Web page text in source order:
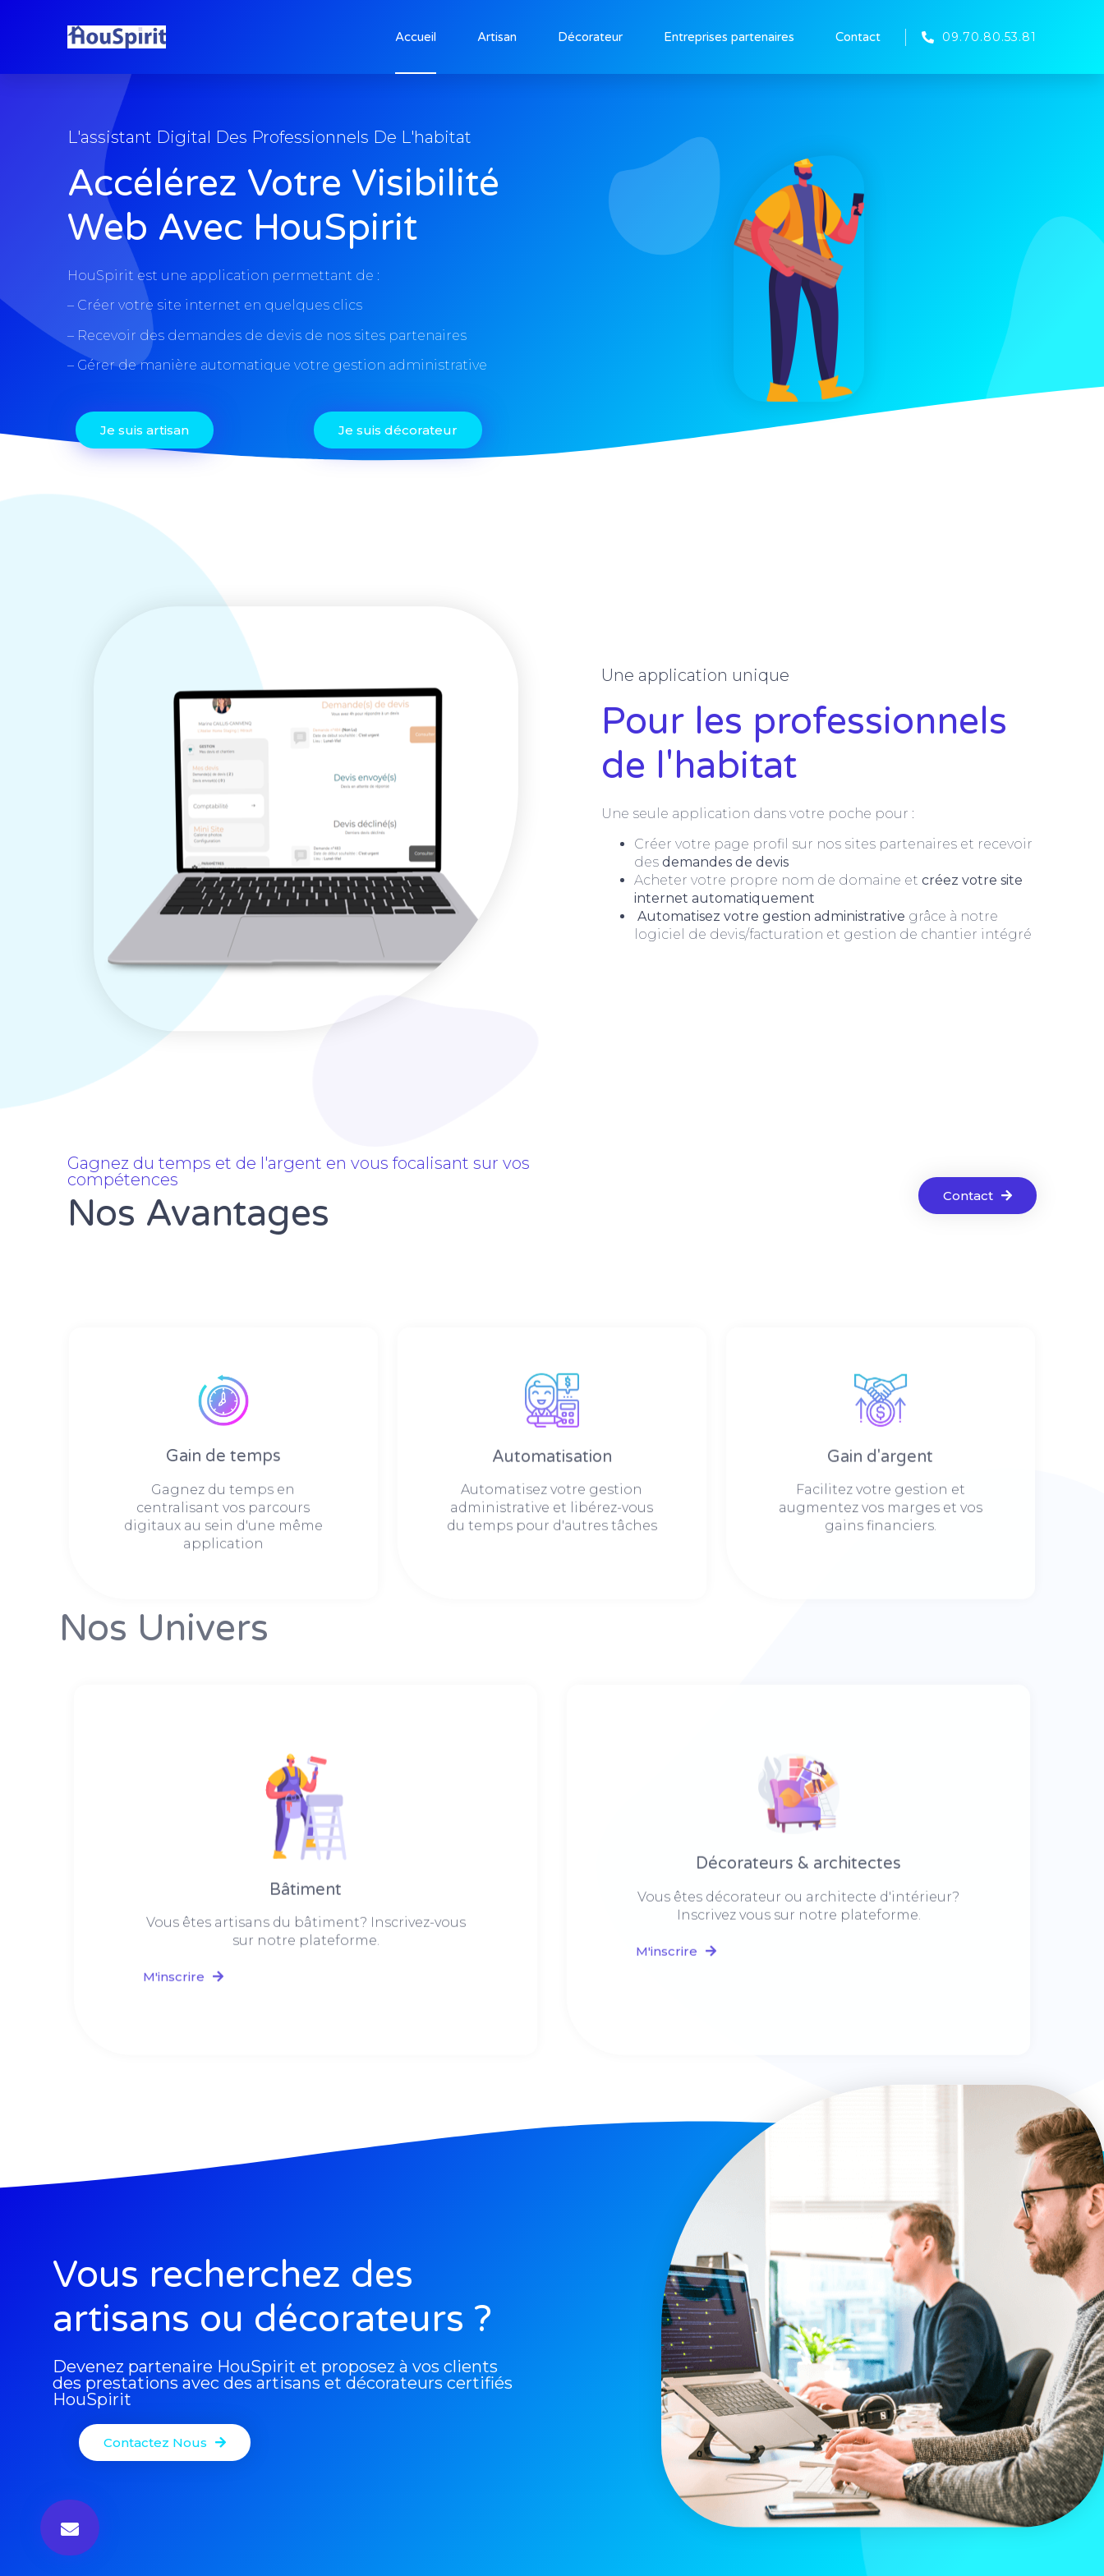
Accueil Artisan Décorateur Entreprises partenaires Contact 09.70.80.53.81
Accueil
L'assistant Digital Des Professionnels De L'habitat
Accélérez Votre Visibilité
Web Avec HouSpirit
HouSpirit est une application permettant de :
– Créer votre site internet en quelques clics
– Recevoir des demandes de devis de nos sites partenaires
– Gérer de manière automatique votre gestion administrative
Je suis artisan Je suis décorateur
Une application unique
Pour les professionnels
de l'habitat
Une seule application dans votre poche pour :
Créer votre page profil sur nos sites partenaires et recevoir
des demandes de devis
Acheter votre propre nom de domaine et créez votre site
internet automatiquement
Automatisez votre gestion administrative grâce à notre
logiciel de devis/facturation et gestion de chantier intégré
Gagnez du temps et de l'argent en vous focalisant sur vos
compétences
Nos Avantages Contact
Gain de temps
Gagnez du temps en
centralisant vos parcours
digitaux au sein d'une même
application
Automatisation
Automatisez votre gestion
administrative et libérez-vous
du temps pour d'autres tâches
Gain d'argent
Facilitez votre gestion et
augmentez vos marges et vos
gains financiers.
Nos Univers
Bâtiment
Vous êtes artisans du bâtiment? Inscrivez-vous
sur notre plateforme.
M'inscrire
Décorateurs & architectes
Vous êtes décorateur ou architecte d'intérieur?
Inscrivez vous sur notre plateforme.
M'inscrire
Vous recherchez des
artisans ou décorateurs ?
Devenez partenaire HouSpirit et proposez à vos clients
des prestations avec des artisans et décorateurs certifiés
HouSpirit
Contactez Nous